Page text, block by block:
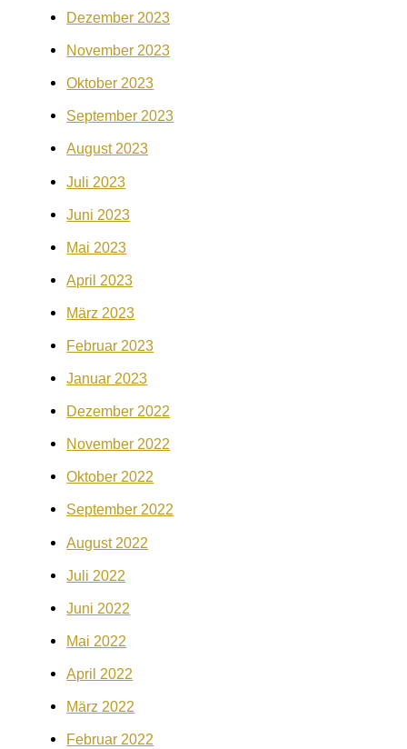
Dezember 2023
November 2023
Oktober 2023
September 2023
August 2023
Juli 2023
Juni 2023
Mai 2023
April 2023
März 2023
Februar 2023
Januar 2023
Dezember 2022
November 2022
Oktober 2022
September 2022
August 2022
Juli 2022
Juni 2022
Mai 2022
April 2022
März 2022
Februar 2022